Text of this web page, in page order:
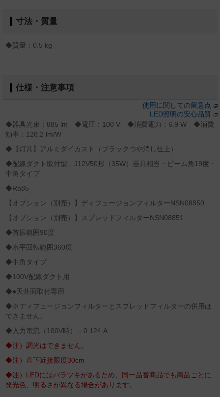
寸法・質量
◆質量：0.5 kg
仕様・注意事項
使用に関しての留意点
LED照明の安心品質
◆器具光束：885 lm ◆電圧：100 V ◆消費電力：6.9 W ◆消費
効率：128.2 lm/W
◆【灯具】アルミダイカスト（ブラックつや消し仕上）
◆配線ダクト取付型、J12V50形（35W）器具相当・ビーム角19度・
中角タイプ
◆Ra85
【オプション（別売）】ディフュージョンフィルターNSN08850
【オプション（別売）】スプレッドフィルターNSN08851
◆首振範囲90度
◆水平回転範囲360度
◆中角タイプ
◆100V配線ダクト用
◆●天井面取付専用
◆※ディフュージョンフィルターとスプレッドフィルターの併用は
できません。
◆入力電流（100V時）：0.124 A
◆注）調光はできません。
◆注）直下近接限度30cm
◆注）LEDにはバラツキがあるため、同一品番商品でも商品ごとに
発光色、明るさが異なる場合があります。